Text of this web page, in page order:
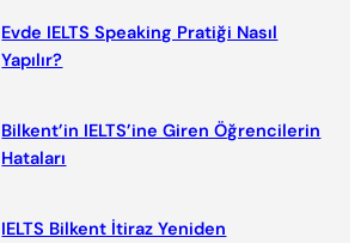
Evde IELTS Speaking Pratiği Nasıl
Yapılır?
Bilkent’in IELTS’ine Giren Öğrencilerin
Hataları
IELTS Bilkent İtiraz Yeniden